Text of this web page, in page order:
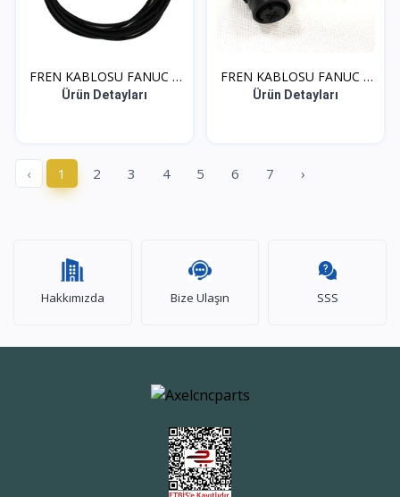
FREN KABLOSU FANUC 7
MT...
Ürün Detayları
FREN KABLOSU FANUC 7
MT...
Ürün Detayları
‹ 1 2 3 4 5 6 7 ›
Hakkımızda Bize Ulaşın SSS